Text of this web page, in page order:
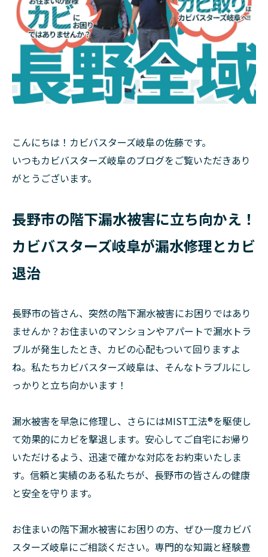
こんにちは！カビバスターズ岐阜の佐藤です。
いつもカビバスターズ岐阜のブログをご覧いただきあり
がとうございます。
長野市の階下漏水被害に立ち向かえ！
カビバスターズ岐阜が漏水修理とカビ
退治
長野市の皆さん、突然の階下漏水被害にお困りではあり
ませんか？お住まいのマンションやアパートで漏水トラ
ブルが発生したとき、カビの心配もついて回りますよ
ね。私たちカビバスターズ岐阜は、そんなトラブルにし
っかりと立ち向かいます！
漏水被害を早急に修理し、さらにはMIST工法®を駆使し
て効果的にカビを撃退します。安心してご自宅にお帰り
いただけるよう、迅速で確かな対応をお約束いたしま
す。信頼と実績のある私たちが、長野市の皆さんの健康
と安全を守ります。
お住まいの階下漏水被害にお困りの方、ぜひ一度カビバ
スターズ岐阜にご相談ください。専門的な知識と経験豊